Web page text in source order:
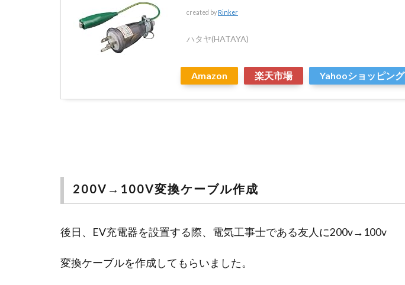
created by Rinker
ハタヤ(HATAYA)
Amazon 楽天市場 Yahooショッピング
200V→100V変換ケーブル作成
後日、EV充電器を設置する際、電気工事士である友人に200v→100v
変換ケーブルを作成してもらいました。